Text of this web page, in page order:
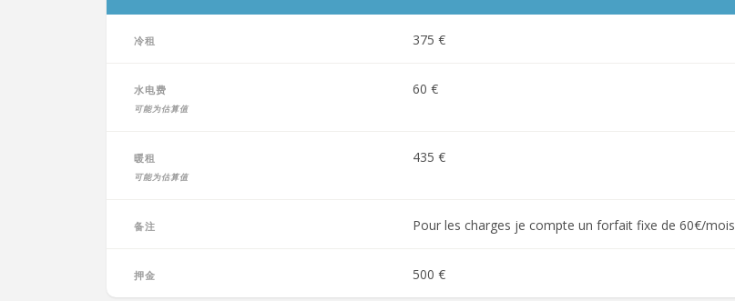
冷租 375 €
水电费
可能为估算值
60 €
暖租
可能为估算值
435 €
备注 Pour les charges je compte un forfait fixe de 60€/mois
押金 500 €